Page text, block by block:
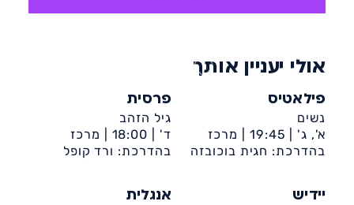
– בריאות: פעילות גופנית שתסייע במגוון
אולי יעניין אותך
פילאטיס
נשים
א', ג' | 19:45 |
מרכז
קהילתי קן מלכה (רובע
בהדרכת: חגית בוכובזה
פרסית
גיל הזהב
ד' | 18:00 |
מרכז
קהילתי קן מלכה (רובע
בהדרכת: ורד קופל
יידיש אנגלית